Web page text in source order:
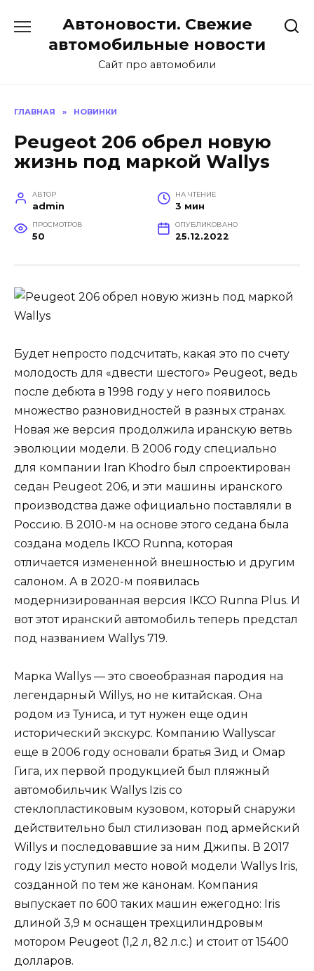
содержанию
Автоновости. Свежие
автомобильные новости
Сайт про автомобили
ГЛАВНАЯ » НОВИНКИ
Peugeot 206 обрел новую
жизнь под маркой Wallys
АВТОР
admin
НА ЧТЕНИЕ
3 мин
ПРОСМОТРОВ
50
ОПУБЛИКОВАНО
25.12.2022
Будет непросто подсчитать, какая это по счету
молодость для «двести шестого» Peugeot, ведь
после дебюта в 1998 году у него появилось
множество разновидностей в разных странах.
Новая же версия продолжила иранскую ветвь
эволюции модели. В 2006 году специально
для компании Iran Khodro был спроектирован
седан Peugeot 206, и эти машины иранского
производства даже официально поставляли в
Россию. В 2010-м на основе этого седана была
создана модель IKCO Runna, которая
отличается измененной внешностью и другим
салоном. А в 2020-м появилась
модернизированная версия IKCO Runna Plus. И
вот этот иранский автомобиль теперь предстал
под названием Wallys 719.
Марка Wallys — это своеобразная пародия на
легендарный Willys, но не китайская. Она
родом из Туниса, и тут нужен еще один
исторический экскурс. Компанию Wallyscar
еще в 2006 году основали братья Зид и Омар
Гига, их первой продукцией был пляжный
автомобильчик Wallys Izis со
стеклопластиковым кузовом, который снаружи
действительно был стилизован под армейский
Willys и последовавшие за ним Джипы. В 2017
году Izis уступил место новой модели Wallys Iris,
созданной по тем же канонам. Компания
выпускает по 600 таких машин ежегодно: Iris
длиной 3,9 м оснащен трехцилиндровым
мотором Peugeot (1,2 л, 82 л.с.) и стоит от 15400
долларов.